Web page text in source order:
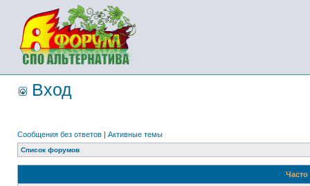
Вход
Сообщения без ответов | Активные темы
Список форумов